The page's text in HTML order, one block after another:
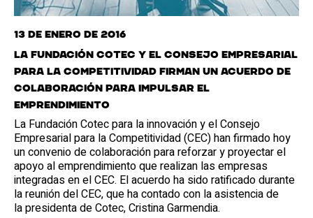
13 de enero de 2016
La Fundación Cotec y el Consejo Empresarial
para la Competitividad firman un acuerdo de
colaboración para impulsar el
emprendimiento
La Fundación Cotec para la innovación y el Consejo
Empresarial para la Competitividad (CEC) han firmado hoy
un convenio de colaboración para reforzar y proyectar el
apoyo al emprendimiento que realizan las empresas
integradas en el CEC. El acuerdo ha sido ratificado durante
la reunión del CEC, que ha contado con la asistencia de
la presidenta de Cotec, Cristina Garmendia.